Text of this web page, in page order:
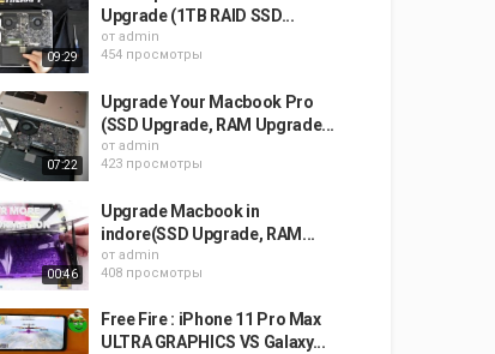
09:29
Upgrade (1TB RAID SSD...
от admin
454 просмотры
07:22
Upgrade Your Macbook Pro
(SSD Upgrade, RAM Upgrade...
от admin
423 просмотры
00:46
Upgrade Macbook in
indore(SSD Upgrade, RAM...
от admin
408 просмотры
Free Fire : iPhone 11 Pro Max
ULTRA GRAPHICS VS Galaxy...